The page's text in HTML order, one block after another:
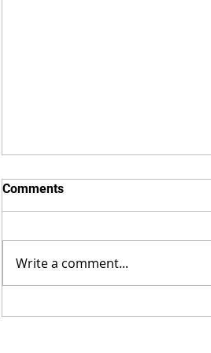
Comments
Write a comment...